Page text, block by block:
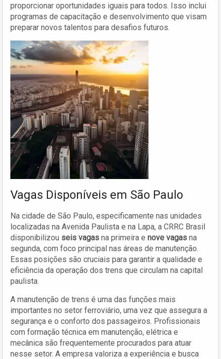
proporcionar oportunidades iguais para todos. Isso inclui
programas de capacitação e desenvolvimento que visam
preparar novos talentos para desafios futuros.
Vagas Disponíveis em São Paulo
Na cidade de São Paulo, especificamente nas unidades
localizadas na Avenida Paulista e na Lapa, a CRRC Brasil
disponibilizou seis vagas na primeira e nove vagas na
segunda, com foco principal nas áreas de manutenção.
Essas posições são cruciais para garantir a qualidade e
eficiência da operação dos trens que circulam na capital
paulista.
A manutenção de trens é uma das funções mais
importantes no setor ferroviário, uma vez que assegura a
segurança e o conforto dos passageiros. Profissionais
com formação técnica em manutenção, elétrica e
mecânica são frequentemente procurados para atuar
nesse setor. A empresa valoriza a experiência e busca